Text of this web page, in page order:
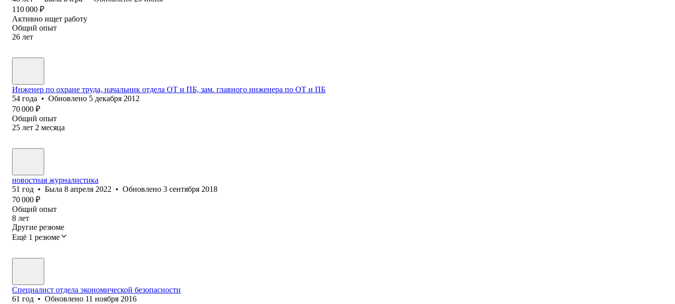
110 000 ₽
Активно ищет работу
Общий опыт
26 лет
Инженер по охране труда, начальник отдела ОТ и ПБ, зам. главного инженера по ОТ и ПБ
54 года • Обновлено 5 декабря 2012
70 000 ₽
Общий опыт
25 лет 2 месяца
новостная журналистика
51 год • Была 8 апреля 2022 • Обновлено 3 сентября 2018
70 000 ₽
Общий опыт
8 лет
Другие резюме
Ещё 1 резюме
Специалист отдела экономической безопасности
61 год • Обновлено 11 ноября 2016